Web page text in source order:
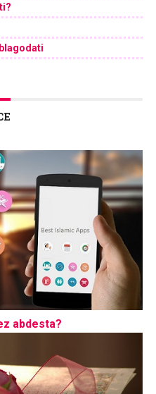
abdesta?